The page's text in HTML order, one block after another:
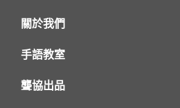
關於我們
手語教室
聾協出品